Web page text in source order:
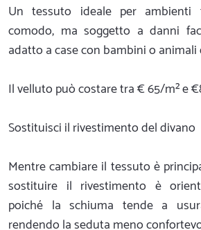
Un tessuto ideale per ambienti
comodo, ma soggetto a danni
adatto a case con bambini o
Il velluto può costare tra € 65/m² e
Sostituisci il rivestimento del divano
Mentre cambiare il tessuto è
sostituire il rivestimento è
poiché la schiuma tende a
rendendo la seduta meno